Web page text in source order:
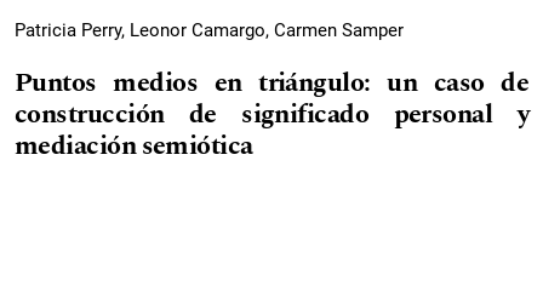
Patricia Perry, Leonor Camargo, Carmen Samper
Puntos medios en triángulo: un caso de
construcción de significado personal y
mediación semiótica